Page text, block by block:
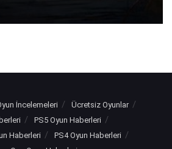
İncelemeleri
Ücretsiz Oyunlar
PS5 Oyun Haberleri
Haberleri
PS4 Oyun Haberleri